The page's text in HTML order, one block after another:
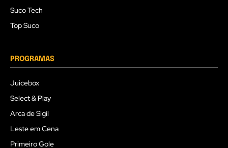
Suco Tech
Top Suco
PROGRAMAS
Juicebox
Select & Play
Arca de Sigil
Leste em Cena
Primeiro Gole